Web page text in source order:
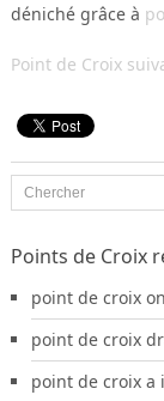
déniché grâce à
Point de Croix
Points de Croix
point de croix
point de croix
point de croix a